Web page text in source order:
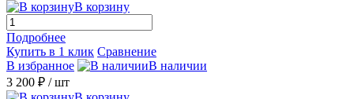
В корзину
Подробнее
Купить в 1 клик Сравнение
В избранное
В наличии
3 200 ₽ / шт